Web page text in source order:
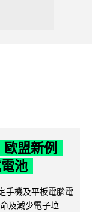
盟新例
池
手機及平板電腦電
及減少電子垃